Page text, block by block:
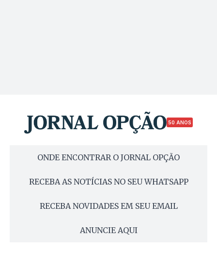
50 ANOS
ONDE ENCONTRAR O JORNAL OPÇÃO
RECEBA AS NOTÍCIAS NO SEU WHATSAPP
RECEBA NOVIDADES EM SEU EMAIL
ANUNCIE AQUI